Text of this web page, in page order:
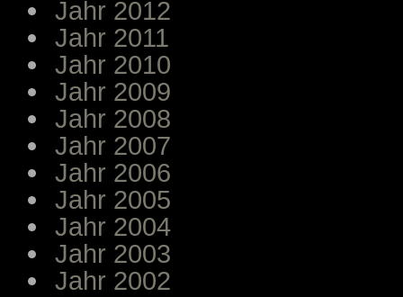
Jahr 2012
Jahr 2011
Jahr 2010
Jahr 2009
Jahr 2008
Jahr 2007
Jahr 2006
Jahr 2005
Jahr 2004
Jahr 2003
Jahr 2002